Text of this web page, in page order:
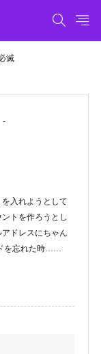
滅
入れようとして
トを作ろうとし
ドレスにちゃん
を忘れた時……